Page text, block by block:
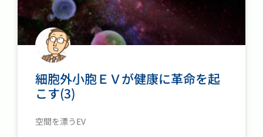
細胞外小胞ＥＶが健康に革命を起
こす(3)
空間を漂うEV